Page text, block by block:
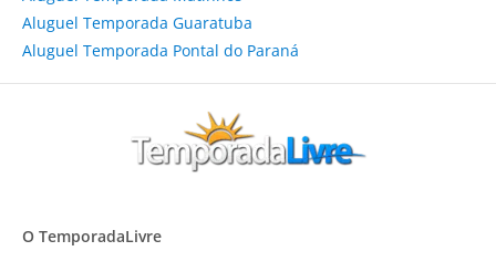
Aluguel Temporada Guaratuba
Aluguel Temporada Pontal do Paraná
O TemporadaLivre